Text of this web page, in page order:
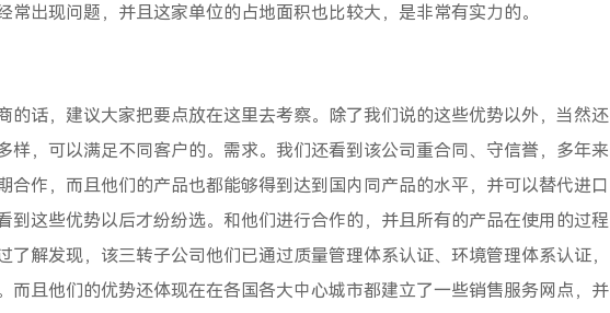
常出现问题，并且这家单位的占地面积也比较大，是非常有实力的。
的话，建议大家把要点放在这里去考察。除了我们说的这些优势以外，当然还
样，可以满足不同客户的。需求。我们还看到该公司重合同、守信誉，多年来
合作，而且他们的产品也都能够得到达到国内同产品的水平，并可以替代进口
到这些优势以后才纷纷选。和他们进行合作的，并且所有的产品在使用的过程
了解发现，该三转子公司他们已通过质量管理体系认证、环境管理体系认证，
而且他们的优势还体现在在各国各大中心城市都建立了一些销售服务网点，并